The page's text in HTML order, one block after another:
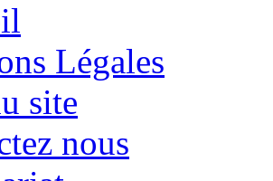
Légales
site
nous